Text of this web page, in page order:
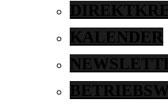
KALENDER